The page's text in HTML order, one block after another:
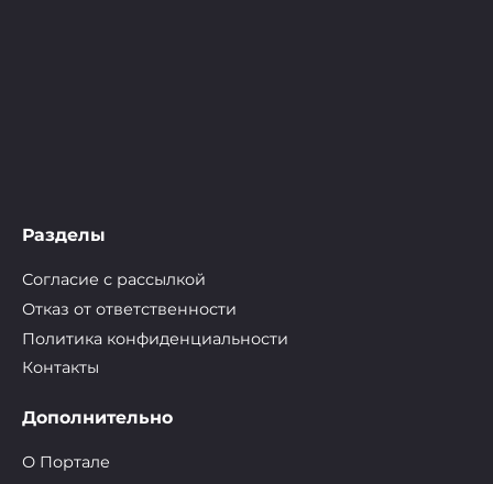
Разделы
Согласие с рассылкой
Отказ от ответственности
Политика конфиденциальности
Контакты
Дополнительно
О Портале